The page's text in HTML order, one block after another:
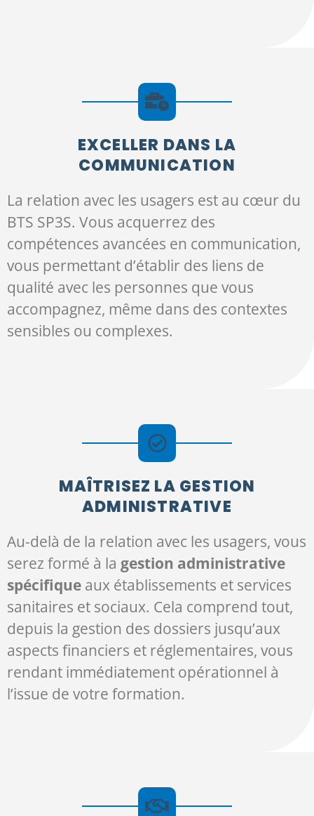
EXCELLER DANS LA
COMMUNICATION
La relation avec les usagers est au cœur du
BTS SP3S. Vous acquerrez des
compétences avancées en communication,
vous permettant d’établir des liens de
qualité avec les personnes que vous
accompagnez, même dans des contextes
sensibles ou complexes.
MAÎTRISEZ LA GESTION
ADMINISTRATIVE
Au-delà de la relation avec les usagers, vous
serez formé à la gestion administrative
spécifique aux établissements et services
sanitaires et sociaux. Cela comprend tout,
depuis la gestion des dossiers jusqu’aux
aspects financiers et réglementaires, vous
rendant immédiatement opérationnel à
l’issue de votre formation.